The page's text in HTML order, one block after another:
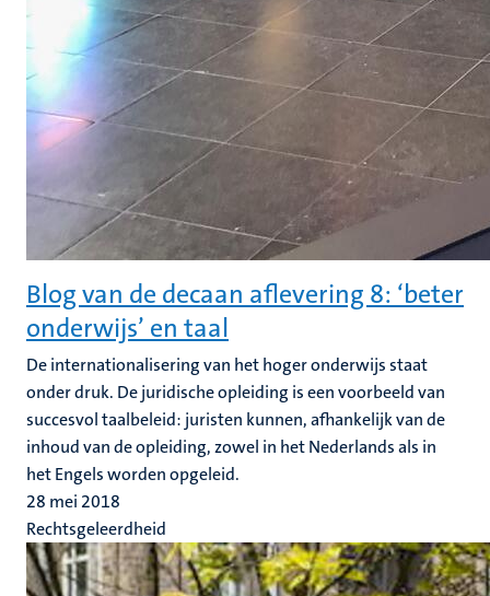
Blog van de decaan aflevering 8: ‘beter
onderwijs’ en taal
De internationalisering van het hoger onderwijs staat
onder druk. De juridische opleiding is een voorbeeld van
succesvol taalbeleid: juristen kunnen, afhankelijk van de
inhoud van de opleiding, zowel in het Nederlands als in
het Engels worden opgeleid.
28 mei 2018
Rechtsgeleerdheid